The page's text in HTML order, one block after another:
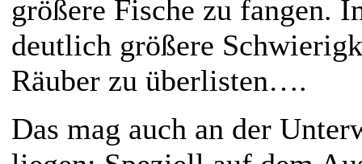
größere Fische zu fangen.
deutlich größere
Räuber zu überlisten….
Das mag auch an der